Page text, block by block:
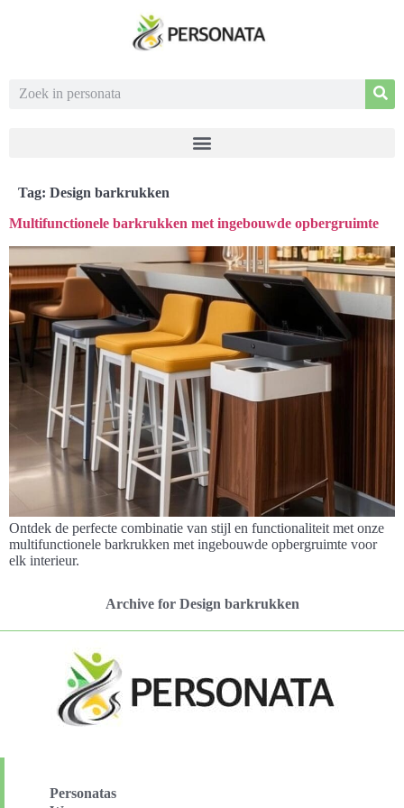
Tag: Design barkrukken
Multifunctionele barkrukken met ingebouwde opbergruimte
Ontdek de perfecte combinatie van stijl en functionaliteit met onze
multifunctionele barkrukken met ingebouwde opbergruimte voor
elk interieur.
Archive for Design barkrukken
Personatas